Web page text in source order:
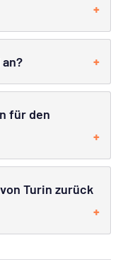
für den
Turin zurück